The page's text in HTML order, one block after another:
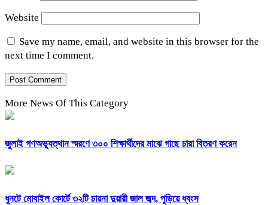
Website
Save my name, email, and website in this browser for the
next time I comment.
More News Of This Category
জুলাই গণঅভ্যুত্থান স্মরণে ৩০০ শিক্ষার্থীদের মাঝে গাছে চারা বিতরণ করেন
ধুনটে মোবাইল কোর্টে ৩২টি চায়না দুয়ারী জাল জব্দ, পুড়িয়ে ধ্বংস